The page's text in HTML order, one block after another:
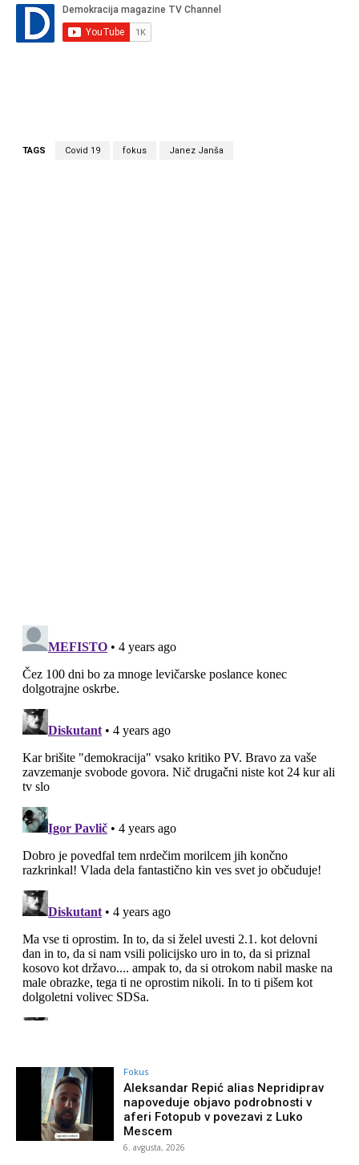
TAGS Covid 19 fokus Janez Janša
Fokus
Aleksandar Repić alias Nepridiprav
napoveduje objavo podrobnosti v
aferi Fotopub v povezavi z Luko
Mescem
6. avgusta, 2026